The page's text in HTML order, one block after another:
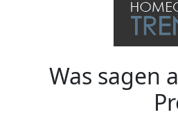
Was sagen